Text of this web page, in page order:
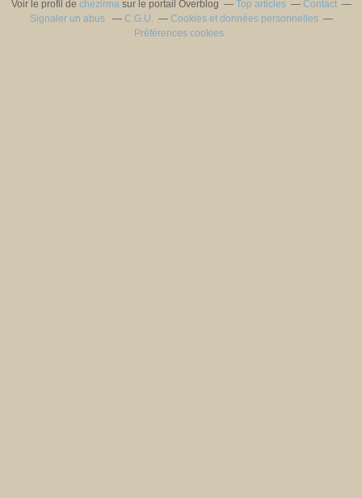
Voir le profil de chezirma sur le portail Overblog Top articles
Contact
Signaler un abus
C.G.U.
Cookies et données personnelles
Préférences cookies